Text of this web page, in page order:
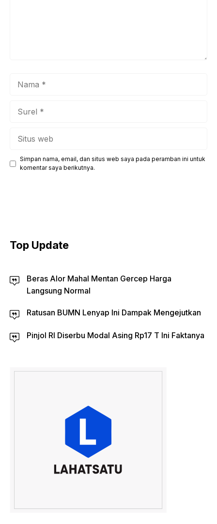
Simpan nama, email, dan situs web saya pada peramban ini untuk
komentar saya berikutnya.
Top Update
Beras Alor Mahal Mentan Gercep Harga
Langsung Normal
Ratusan BUMN Lenyap Ini Dampak Mengejutkan
Pinjol RI Diserbu Modal Asing Rp17 T Ini Faktanya